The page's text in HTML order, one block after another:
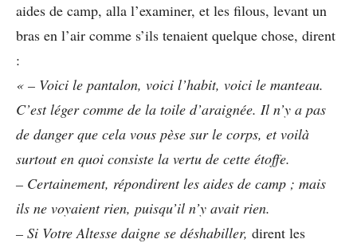
aides de camp, alla l’examiner, et les filous, levant un
bras en l’air comme s’ils tenaient quelque chose, dirent
:
« – Voici le pantalon, voici l’habit, voici le manteau.
C’est léger comme de la toile d’araignée. Il n’y a pas
de danger que cela vous pèse sur le corps, et voilà
surtout en quoi consiste la vertu de cette étoffe.
– Certainement, répondirent les aides de camp ; mais
ils ne voyaient rien, puisqu’il n’y avait rien.
– Si Votre Altesse daigne se déshabiller, dirent les